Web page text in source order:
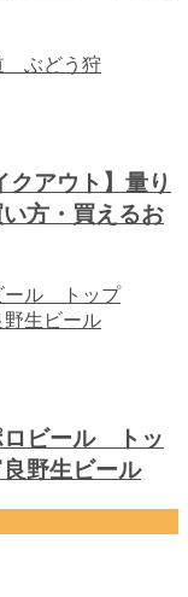
クアウト】量り
方・買えるお
ロビール トッ
野生ビール